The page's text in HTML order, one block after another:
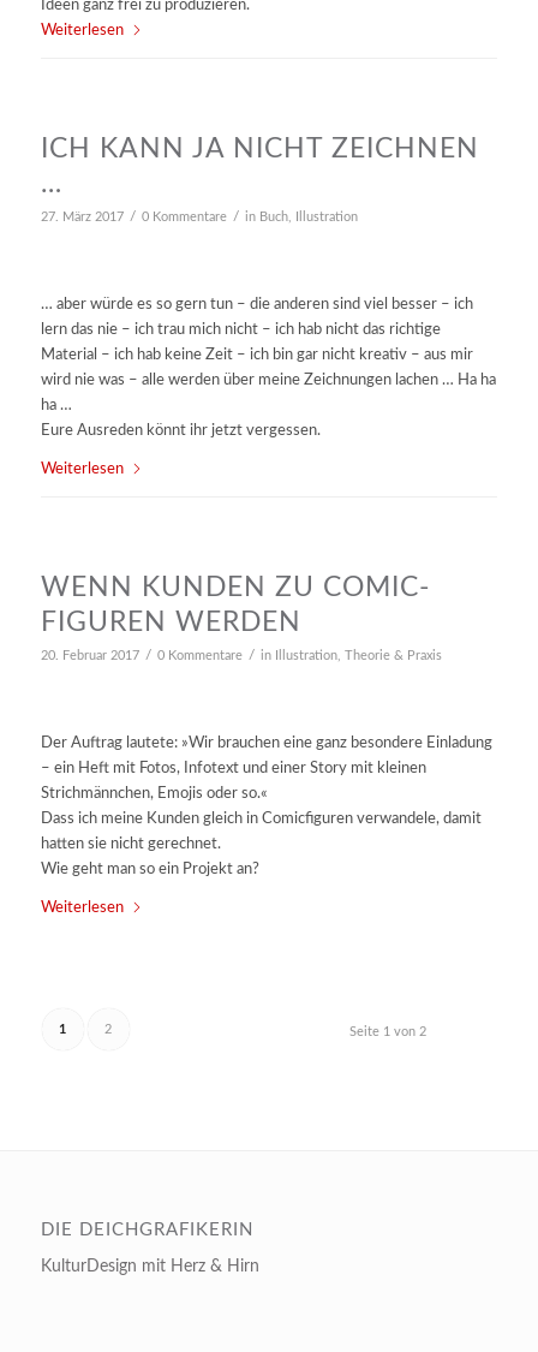
Ideen ganz frei zu produzieren.
Weiterlesen
ICH KANN JA NICHT ZEICHNEN
…
27. März 2017 / 0 Kommentare / in Buch, Illustration
… aber würde es so gern tun – die anderen sind viel besser – ich
lern das nie – ich trau mich nicht – ich hab nicht das richtige
Material – ich hab keine Zeit – ich bin gar nicht kreativ – aus mir
wird nie was – alle werden über meine Zeichnungen lachen … Ha ha
ha …
Eure Ausreden könnt ihr jetzt vergessen.
Weiterlesen
WENN KUNDEN ZU COMIC-
FIGUREN WERDEN
20. Februar 2017 / 0 Kommentare / in Illustration, Theorie & Praxis
Der Auftrag lautete: »Wir brauchen eine ganz besondere Einladung
– ein Heft mit Fotos, Infotext und einer Story mit kleinen
Strichmännchen, Emojis oder so.«
Dass ich meine Kunden gleich in Comicfiguren verwandele, damit
hatten sie nicht gerechnet.
Wie geht man so ein Projekt an?
Weiterlesen
Seite 1 von 2
1 2
DIE DEICHGRAFIKERIN
KulturDesign mit Herz & Hirn